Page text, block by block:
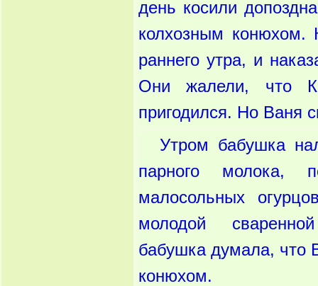
день косили
колхозным конюхом.
раннего утра, и
Они жалели, что
пригодился. Но Ваня
Утром бабушка
парного молока,
малосольных
молодой
бабушка думала, что
конюхом.